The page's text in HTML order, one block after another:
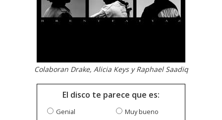
Colaboran Drake, Alicia Keys y Raphael Saadiq
El disco te parece que es:
Genial
Muy bueno